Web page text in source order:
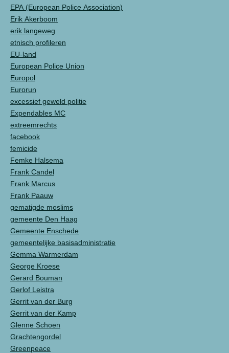
EPA (European Police Association)
Erik Akerboom
erik langeweg
etnisch profileren
EU-land
European Police Union
Europol
Eurorun
excessief geweld politie
Expendables MC
extreemrechts
facebook
femicide
Femke Halsema
Frank Candel
Frank Marcus
Frank Paauw
gematigde moslims
gemeente Den Haag
Gemeente Enschede
gemeentelijke basisadministratie
Gemma Warmerdam
George Kroese
Gerard Bouman
Gerlof Leistra
Gerrit van der Burg
Gerrit van der Kamp
Glenne Schoen
Grachtengordel
Greenpeace